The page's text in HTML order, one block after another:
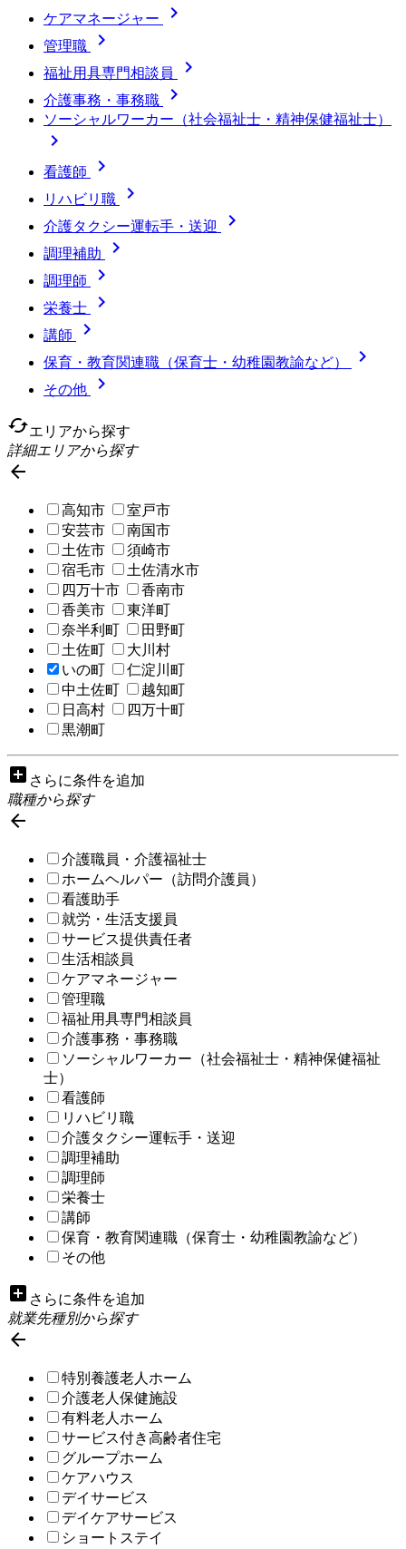
ケアマネージャー 
管理職 
福祉用具専門相談員 
介護事務・事務職 
ソーシャルワーカー（社会福祉士・精神保健福祉士）

看護師 
リハビリ職 
介護タクシー運転手・送迎 
調理補助 
調理師 
栄養士 
講師 
保育・教育関連職（保育士・幼稚園教諭など） 
その他

cachedエリアから探す
詳細エリアから探す

高知市
室戸市
安芸市
南国市
土佐市
須崎市
宿毛市
土佐清水市
四万十市
香南市
香美市
東洋町
奈半利町
田野町
土佐町
大川村
いの町
仁淀川町
中土佐町
越知町
日高村
四万十町
黒潮町
add_box さらに条件を追加
職種から探す

介護職員・介護福祉士
ホームヘルパー（訪問介護員）
看護助手
就労・生活支援員
サービス提供責任者
生活相談員
ケアマネージャー
管理職
福祉用具専門相談員
介護事務・事務職
ソーシャルワーカー（社会福祉士・精神保健福祉
士）
看護師
リハビリ職
介護タクシー運転手・送迎
調理補助
調理師
栄養士
講師
保育・教育関連職（保育士・幼稚園教諭など）
その他
add_box さらに条件を追加
就業先種別から探す

特別養護老人ホーム
介護老人保健施設
有料老人ホーム
サービス付き高齢者住宅
グループホーム
ケアハウス
デイサービス
デイケアサービス
ショートステイ